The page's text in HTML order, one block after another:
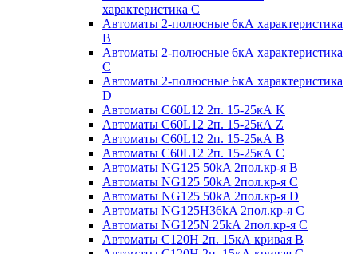
характеристика С
Автоматы 2-полюсные 6кА характеристика
B
Автоматы 2-полюсные 6кА характеристика
C
Автоматы 2-полюсные 6кА характеристика
D
Автоматы C60L12 2п. 15-25кА K
Автоматы C60L12 2п. 15-25кА Z
Автоматы C60L12 2п. 15-25кА B
Автоматы C60L12 2п. 15-25кА C
Автоматы NG125 50kA 2пол.кр-я B
Автоматы NG125 50kA 2пол.кр-я C
Автоматы NG125 50kA 2пол.кр-я D
Автоматы NG125H36kA 2пол.кр-я C
Автоматы NG125N 25kA 2пол.кр-я C
Автоматы С120H 2п. 15кА кривая B